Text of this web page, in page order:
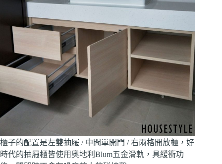
櫃子的配置是左雙抽屜 / 中間單開門 / 右兩格開放櫃，好
時代的抽屜櫃皆使用奧地利Blum五金滑軌，具緩衝功